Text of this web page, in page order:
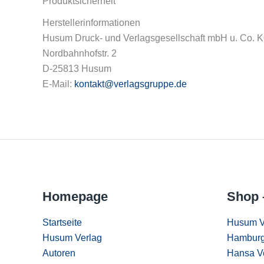
Herstellerinformationen
Husum Druck- und Verlagsgesellschaft mbH u. Co.
Nordbahnhofstr. 2
D-25813 Husum
E-Mail: kontakt@verlagsgruppe.de
Homepage
Startseite
Husum Verlag
Autoren
Shop
Husum
Hansa